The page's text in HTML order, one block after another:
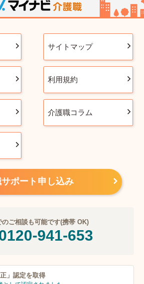
サイトマップ
利用規約
介護職コラム
ポート申し込み
のご相談も可能です(携帯 OK)
941-653
」 認定を取得